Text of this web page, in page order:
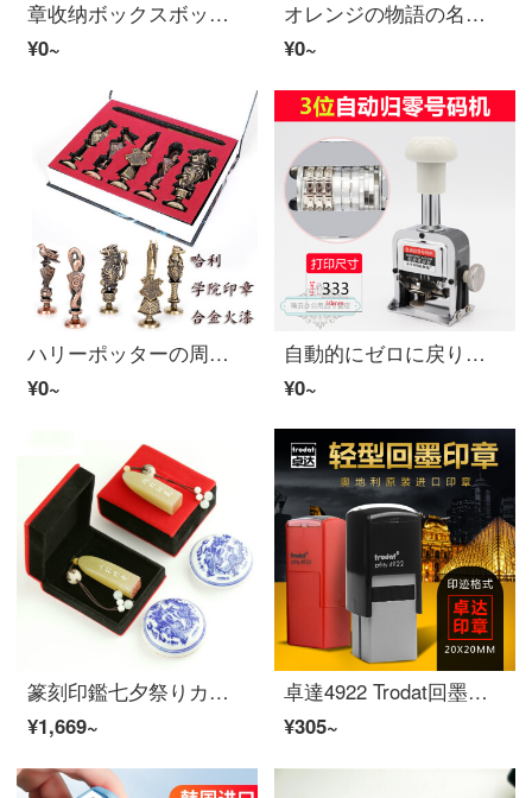
章收纳ボックスボックス印鉴收藏包营业免许印印印收纳ボックスボックスにロック印が付いています。大きなサイズの灰色の印鑑ケースにロックが付いています。
¥0~
オレンジの物語の名前の印鑑をカスタマイズして、個人の名前のサインを注文してください。
¥0~
ハリーポッターの周辺の火漆の印章立体金属の漆の印鑑のホーグワーツ学院の金属の手紙の封章のスターツの厚い贈り物の箱の項-ハリーポッター-火漆の印章のスターツ
¥0~
自動的にゼロに戻ります。自動的にゼロになります。自動的にゼロに戻ります。
¥0~
篆刻印鑑七夕祭りカップル対章誕生日プロシュート結婚記念彼女彼氏七
¥1,669~
卓達4922 Trodat回墨印鑑原子章自動印鑑反転印鑑連続印鑑
¥305~